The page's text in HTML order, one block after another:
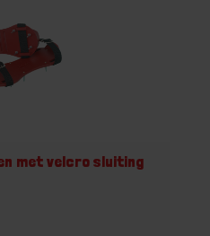
met velcro sluiting